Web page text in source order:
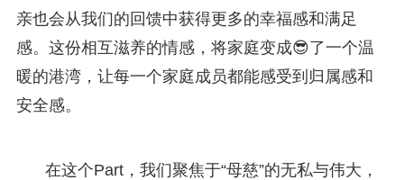
亲也会从我们的回馈中获得更多的幸福感和满足
感。这份相互滋养的情感，将家庭变成😎了一个温
暖的港湾，让每一个家庭成员都能感受到归属感和
安全感。
在这个Part，我们聚焦于“母慈”的无私与伟大，